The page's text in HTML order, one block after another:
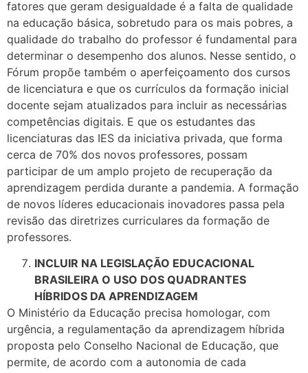
fatores que geram desigualdade é a falta de qualidade
na educação básica, sobretudo para os mais pobres, a
qualidade do trabalho do professor é fundamental para
determinar o desempenho dos alunos. Nesse sentido, o
Fórum propõe também o aperfeiçoamento dos cursos
de licenciatura e que os currículos da formação inicial
docente sejam atualizados para incluir as necessárias
competências digitais. E que os estudantes das
licenciaturas das IES da iniciativa privada, que forma
cerca de 70% dos novos professores, possam
participar de um amplo projeto de recuperação da
aprendizagem perdida durante a pandemia. A formação
de novos líderes educacionais inovadores passa pela
revisão das diretrizes curriculares da formação de
professores.
INCLUIR NA LEGISLAÇÃO EDUCACIONAL
BRASILEIRA O USO DOS QUADRANTES
HÍBRIDOS DA APRENDIZAGEM
O Ministério da Educação precisa homologar, com
urgência, a regulamentação da aprendizagem híbrida
proposta pelo Conselho Nacional de Educação, que
permite, de acordo com a autonomia de cada